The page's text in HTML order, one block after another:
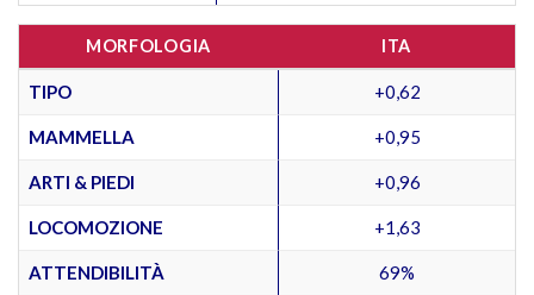
MORFOLOGIA ITA
TIPO +0,62
MAMMELLA +0,95
ARTI & PIEDI +0,96
LOCOMOZIONE +1,63
ATTENDIBILITÀ 69%